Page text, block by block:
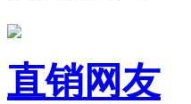
直销网友